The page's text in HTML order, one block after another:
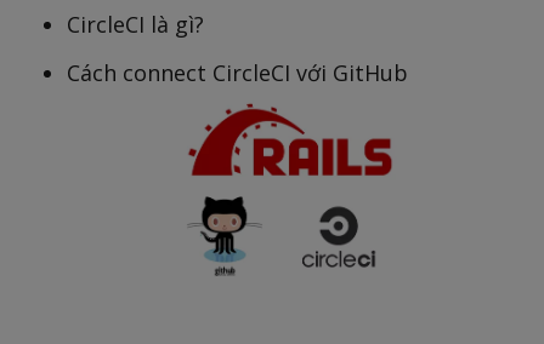
CircleCI là gì?
Cách connect CircleCI với GitHub